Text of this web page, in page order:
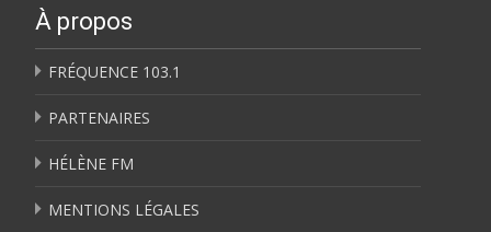
À propos
FRÉQUENCE 103.1
PARTENAIRES
HÉLÈNE FM
MENTIONS LÉGALES